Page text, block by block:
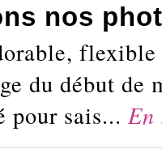
nos
du début de
pour sais... En